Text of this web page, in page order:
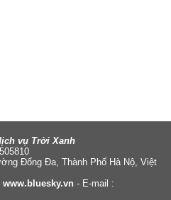
vụ Trời Xanh
Đống Đa, Thành Phố Hà Nộ, Việt
www.bluesky.vn - E-mail :